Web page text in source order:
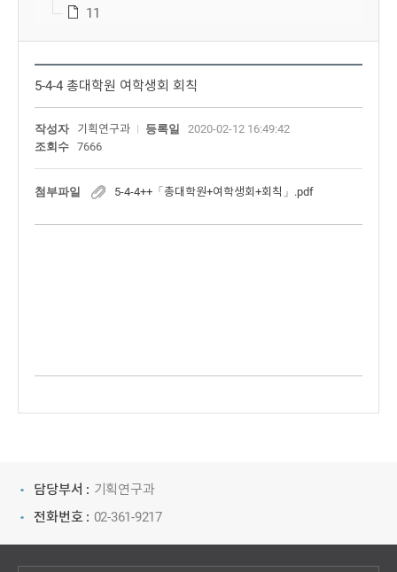
11
5-4-4 총대학원 여학생회 회칙
작성자 기획연구과 등록일
2020-02-12 16:49:42
조회수
7666
첨부파일 5-4-4++「총대학원+여학생회+회칙」.pdf
담당부서 : 기획연구과
전화번호 : 02-361-9217